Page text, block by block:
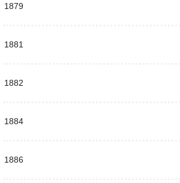
1879
1881
1882
1884
1886